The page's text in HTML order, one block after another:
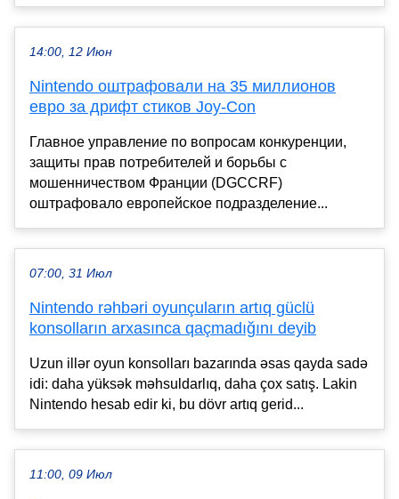
14:00, 12 Июн
Nintendo оштрафовали на 35 миллионов
евро за дрифт стиков Joy-Con
Главное управление по вопросам конкуренции,
защиты прав потребителей и борьбы с
мошенничеством Франции (DGCCRF)
оштрафовало европейское подразделение...
07:00, 31 Июл
Nintendo rəhbəri oyunçuların artıq güclü
konsolların arxasınca qaçmadığını deyib
Uzun illər oyun konsolları bazarında əsas qayda sadə
idi: daha yüksək məhsuldarlıq, daha çox satış. Lakin
Nintendo hesab edir ki, bu dövr artıq gerid...
11:00, 09 Июл